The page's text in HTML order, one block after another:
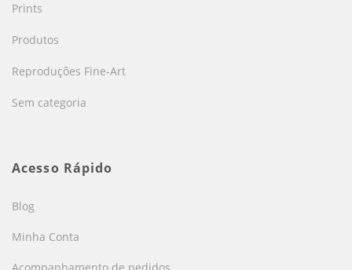
Prints
Produtos
Reproduções Fine-Art
Sem categoria
Acesso Rápido
Blog
Minha Conta